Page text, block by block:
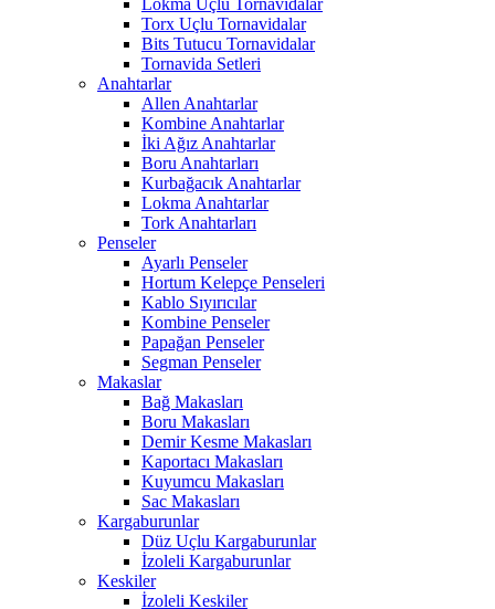
Lokma Uçlu Tornavidalar
Torx Uçlu Tornavidalar
Bits Tutucu Tornavidalar
Tornavida Setleri
Anahtarlar
Allen Anahtarlar
Kombine Anahtarlar
İki Ağız Anahtarlar
Boru Anahtarları
Kurbağacık Anahtarlar
Lokma Anahtarlar
Tork Anahtarları
Penseler
Ayarlı Penseler
Hortum Kelepçe Penseleri
Kablo Sıyırıcılar
Kombine Penseler
Papağan Penseler
Segman Penseler
Makaslar
Bağ Makasları
Boru Makasları
Demir Kesme Makasları
Kaportacı Makasları
Kuyumcu Makasları
Sac Makasları
Kargaburunlar
Düz Uçlu Kargaburunlar
İzoleli Kargaburunlar
Keskiler
İzoleli Keskiler